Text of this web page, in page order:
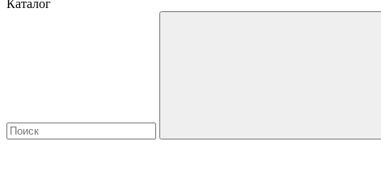
Каталог